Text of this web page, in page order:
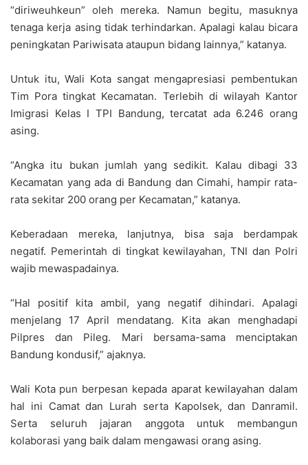
“diriweuhkeun” oleh mereka. Namun begitu, masuknya
tenaga kerja asing tidak terhindarkan. Apalagi kalau bicara
peningkatan Pariwisata ataupun bidang lainnya,” katanya.
Untuk itu, Wali Kota sangat mengapresiasi pembentukan
Tim Pora tingkat Kecamatan. Terlebih di wilayah Kantor
Imigrasi Kelas I TPI Bandung, tercatat ada 6.246 orang
asing.
“Angka itu bukan jumlah yang sedikit. Kalau dibagi 33
Kecamatan yang ada di Bandung dan Cimahi, hampir rata-
rata sekitar 200 orang per Kecamatan,” katanya.
Keberadaan mereka, lanjutnya, bisa saja berdampak
negatif. Pemerintah di tingkat kewilayahan, TNI dan Polri
wajib mewaspadainya.
“Hal positif kita ambil, yang negatif dihindari. Apalagi
menjelang 17 April mendatang. Kita akan menghadapi
Pilpres dan Pileg. Mari bersama-sama menciptakan
Bandung kondusif,” ajaknya.
Wali Kota pun berpesan kepada aparat kewilayahan dalam
hal ini Camat dan Lurah serta Kapolsek, dan Danramil.
Serta seluruh jajaran anggota untuk membangun
kolaborasi yang baik dalam mengawasi orang asing.